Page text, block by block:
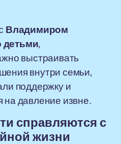
Владимиром
,
выстраивать
внутри семьи,
поддержку и
давление извне.
справляются с
жизни